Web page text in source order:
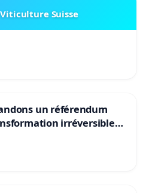
Suisse
un référendum
irréversible